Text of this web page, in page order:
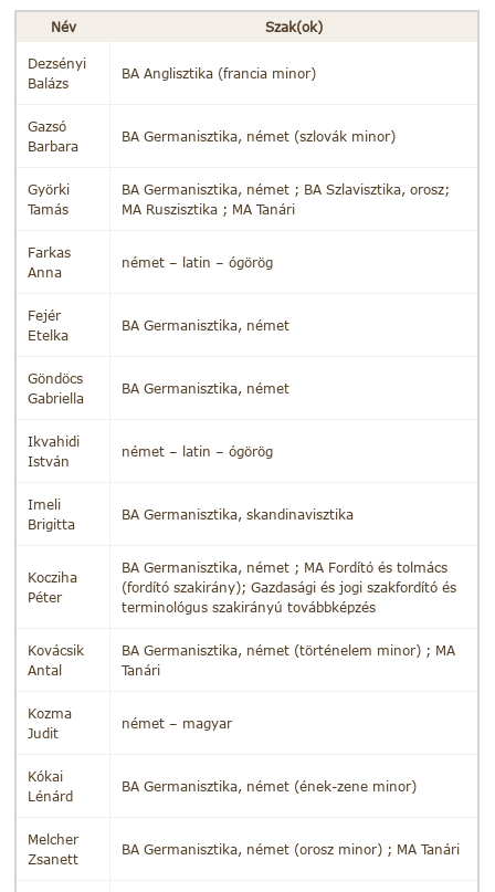
Név Szak(ok)
Dezsényi
Balázs
BA Anglisztika (francia minor)
Gazsó
Barbara
BA Germanisztika, német (szlovák minor)
Györki
Tamás
BA Germanisztika, német ; BA Szlavisztika, orosz;
MA Ruszisztika ; MA Tanári
Farkas
Anna
német – latin – ógörög
Fejér
Etelka
BA Germanisztika, német
Göndöcs
Gabriella
BA Germanisztika, német
Ikvahidi
István
német – latin – ógörög
Imeli
Brigitta
BA Germanisztika, skandinavisztika
Kocziha
Péter
BA Germanisztika, német ; MA Fordító és tolmács
(fordító szakirány); Gazdasági és jogi szakfordító és
terminológus szakirányú továbbképzés
Kovácsik
Antal
BA Germanisztika, német (történelem minor) ; MA
Tanári
Kozma
Judit
német – magyar
Kókai
Lénárd
BA Germanisztika, német (ének-zene minor)
Melcher
Zsanett
BA Germanisztika, német (orosz minor) ; MA Tanári